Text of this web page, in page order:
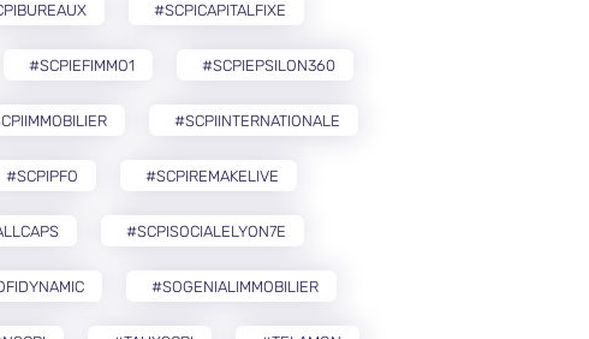
#SCPICAPITALFIXE
#SCPIEFIMMO1 #SCPIEPSILON360
#SCPIINTERNATIONALE
#SCPIPFO #SCPIREMAKELIVE
#SCPISOCIALELYON7E
#SOGENIALIMMOBILIER